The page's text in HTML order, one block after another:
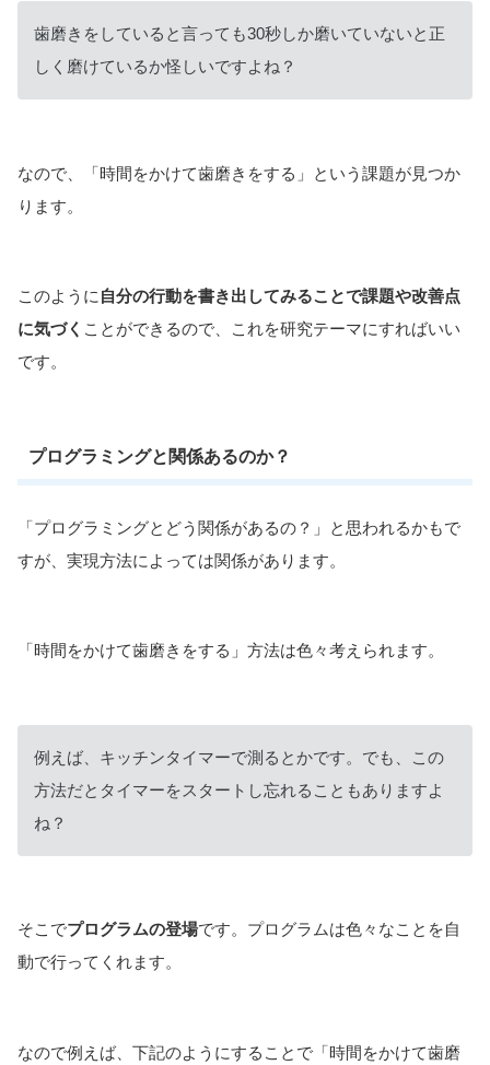
歯磨きをしていると言っても30秒しか磨いていないと正
しく磨けているか怪しいですよね？
なので、「時間をかけて歯磨きをする」という課題が見つか
ります。
このように 自分の行動を書き出してみることで課題や改善点
に気づく ことができるので、これを研究テーマにすればいい
です。
プログラミングと関係あるのか？
「プログラミングとどう関係があるの？」と思われるかもで
すが、実現方法によっては関係があります。
「時間をかけて歯磨きをする」方法は色々考えられます。
例えば、キッチンタイマーで測るとかです。でも、この
方法だとタイマーをスタートし忘れることもありますよ
ね？
そこでプログラムの登場です。プログラムは色々なことを自
動で行ってくれます。
なので例えば、下記のようにすることで「時間をかけて歯磨